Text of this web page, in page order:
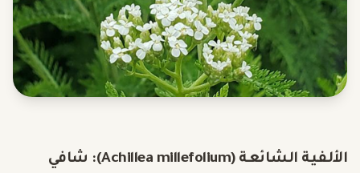
الألفية الشائعة (Achillea millefolium): شافي